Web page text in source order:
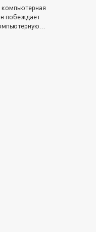
побеждает